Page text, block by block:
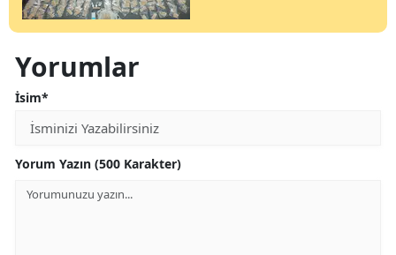
Yorumlar
İsim*
Yorum Yazın (500 Karakter)